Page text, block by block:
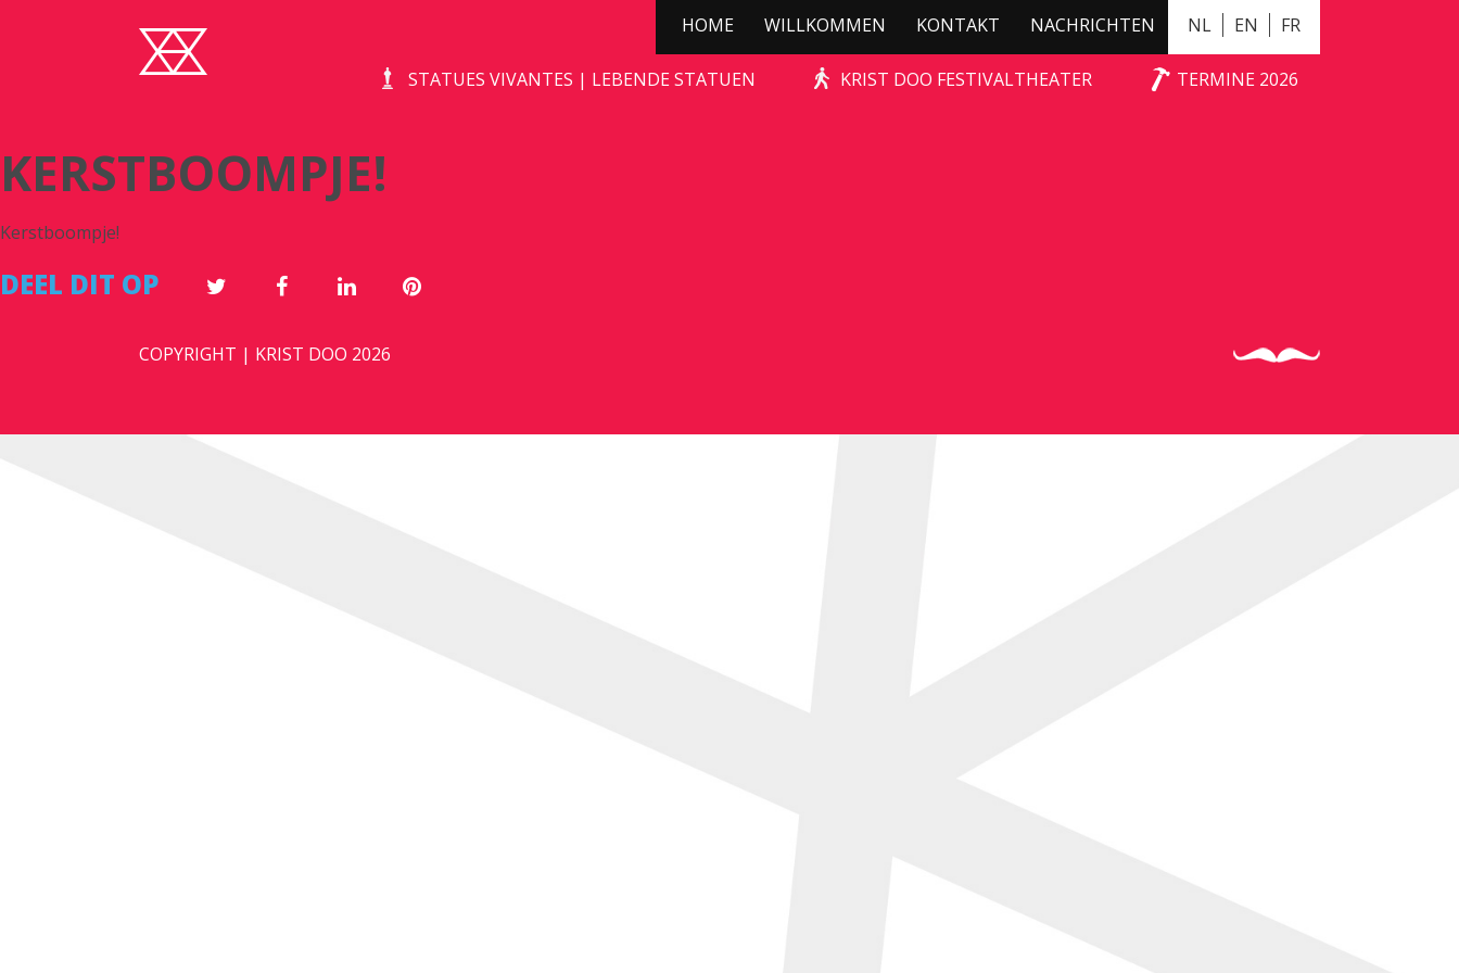
NL EN FR
HOME WILLKOMMEN KONTAKT NACHRICHTEN
STATUES VIVANTES | LEBENDE STATUEN KRIST DOO FESTIVALTHEATER TERMINE 2026
KERSTBOOMPJE!
KERSTBOOMPJE!
Kerstboompje!
DEEL DIT OP
COPYRIGHT | KRIST DOO 2026